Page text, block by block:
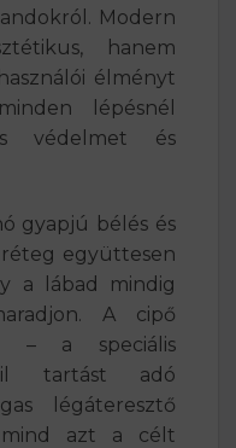
Modern
hanem
élményt
lépésnél
védelmet és
gyapjú bélés és
együttesen
a lábad mindig
A cipő
– a speciális
tartást adó
légáteresztő
mind azt a célt